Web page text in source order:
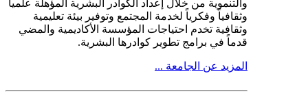
والتنموية من خلال إعداد الكوادر البشرية المؤهلة علمياً
وثقافياً وفكرياً لخدمة المجتمع وتوفير بيئة تعليمية
وثقافية تخدم احتياجات المؤسسة الأكاديمية والمضي
قدماً في برامج تطوير كوادرها البشرية.
المزيد عن الجامعة ...